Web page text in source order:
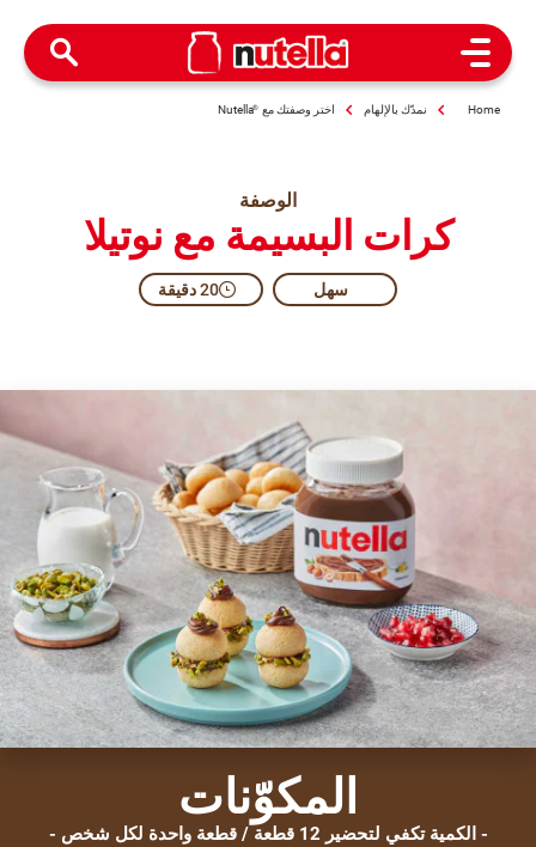
Home نمدّك بالإلهام اختر وصفتك مع ®
Nutella
الوصفة
كرات البسيمة مع نوتيلا
سهل 20 دقيقة
المكوّنات
الكمية تكفي لتحضير 12 قطعة / قطعة واحدة لكل شخص